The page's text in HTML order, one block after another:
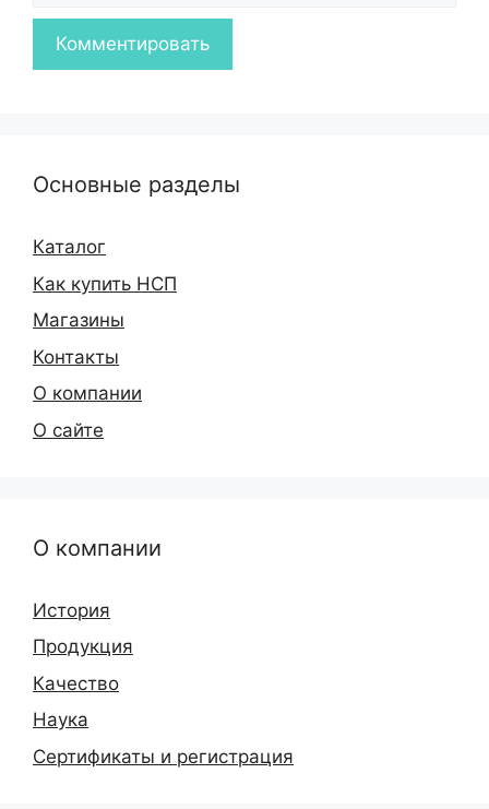
Основные разделы
Каталог
Как купить НСП
Магазины
Контакты
О компании
О сайте
О компании
История
Продукция
Качество
Наука
Сертификаты и регистрация